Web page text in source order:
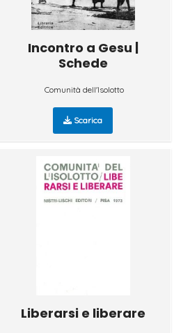
Incontro a Gesu |
Schede
Comunità dell'Isolotto
Scarica
Liberarsi e liberare